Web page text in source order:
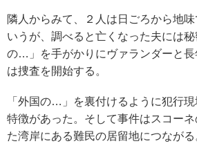
隣人からみて、２人は日ごろから地
いうが、調べると亡くなった夫には
の…」を手がかりにヴァランダーと長
は捜査を開始する。
「外国の…」を裏付けるように犯行
特徴があった。そして事件はスコー
た湾岸にある難民の居留地につなが